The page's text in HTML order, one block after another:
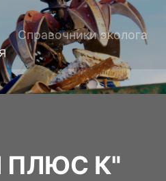
Справочники эколога
ПЛЮС К"